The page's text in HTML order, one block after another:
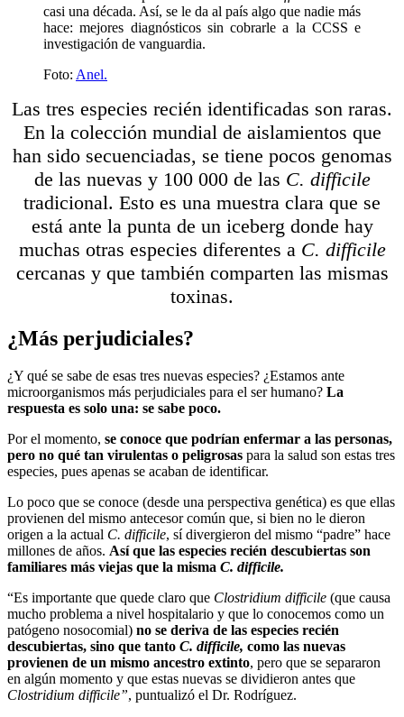
casi una década. Así, se le da al país algo que nadie más
hace: mejores diagnósticos sin cobrarle a la CCSS e
investigación de vanguardia.
Foto: Anel.
Las tres especies recién identificadas son raras.
En la colección mundial de aislamientos que
han sido secuenciadas, se tiene pocos genomas
de las nuevas y 100 000 de las C. difficile
tradicional. Esto es una muestra clara que se
está ante la punta de un iceberg donde hay
muchas otras especies diferentes a C. difficile
cercanas y que también comparten las mismas
toxinas.
¿Más perjudiciales?
¿Y qué se sabe de esas tres nuevas especies? ¿Estamos ante
microorganismos más perjudiciales para el ser humano? La
respuesta es solo una: se sabe poco.
Por el momento, se conoce que podrían enfermar a las personas,
pero no qué tan virulentas o peligrosas para la salud son estas tres
especies, pues apenas se acaban de identificar.
Lo poco que se conoce (desde una perspectiva genética) es que ellas
provienen del mismo antecesor común que, si bien no le dieron
origen a la actual C. difficile, sí divergieron del mismo “padre” hace
millones de años. Así que las especies recién descubiertas son
familiares más viejas que la misma C. difficile.
“Es importante que quede claro que Clostridium difficile (que causa
mucho problema a nivel hospitalario y que lo conocemos como un
patógeno nosocomial) no se deriva de las especies recién
descubiertas, sino que tanto C. difficile, como las nuevas
provienen de un mismo ancestro extinto, pero que se separaron
en algún momento y que estas nuevas se dividieron antes que
Clostridium difficile”, puntualizó el Dr. Rodríguez.